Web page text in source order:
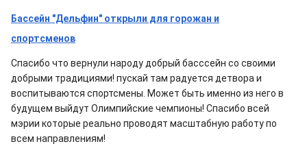
Бассейн "Дельфин" открыли для горожан и
спортсменов
Спасибо что вернули народу добрый басссейн со своими
добрыми традициями! пускай там радуется детвора и
воспитываются спортсмены. Может быть именно из него в
будущем выйдут Олимпийские чемпионы! Спасибо всей
мэрии которые реально проводят масштабную работу по
всем направлениям!